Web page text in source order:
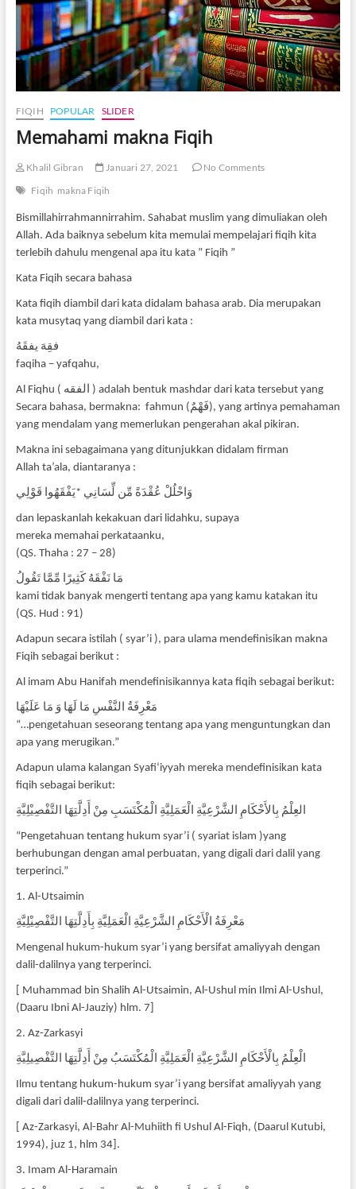
FIQIH POPULAR SLIDER
Memahami makna Fiqih
Khalil Gibran Januari 27, 2021
No Comments
Fiqih makna Fiqih
Bismillahirrahmannirrahim. Sahabat muslim yang dimuliakan oleh
Allah. Ada baiknya sebelum kita memulai mempelajari fiqih kita
terlebih dahulu mengenal apa itu kata ” Fiqih ”
Kata Fiqih secara bahasa
Kata fiqih diambil dari kata didalam bahasa arab. Dia merupakan
kata musytaq yang diambil dari kata :
فقِهَ يفقَهُ
faqiha – yafqahu,
Al Fiqhu ( الفقه ) adalah bentuk mashdar dari kata tersebut yang
Secara bahasa, bermakna: fahmun (فَهْمٌ), yang artinya pemahaman
yang mendalam yang memerlukan pengerahan akal pikiran.
Makna ini sebagaimana yang ditunjukkan didalam firman
Allah ta’ala, diantaranya :
وَاحْلُلْ عُقْدَةً مِّن لِّسَانِي *يَفْقَهُوا قَوْلِي
dan lepaskanlah kekakuan dari lidahku, supaya
mereka memahai perkataanku,
(QS. Thaha : 27 – 28)
مَا نَفْقَهُ كَثِيرًا مِّمَّا تَقُولُ
kami tidak banyak mengerti tentang apa yang kamu katakan itu
(QS. Hud : 91)
Adapun secara istilah ( syar’i ), para ulama mendefinisikan makna
Fiqih sebagai berikut :
Al imam Abu Hanifah mendefinisikannya kata fiqih sebagai berikut:
مَعْرِفَةُ النَّفْسِ مَا لَهَا وَ مَا عَلَيْهَا
“…pengetahuan seseorang tentang apa yang menguntungkan dan
apa yang merugikan.”
Adapun ulama kalangan Syafi‘iyyah mereka mendefinisikan kata
fiqih sebagai berikut:
العِلْمُ بِالأَحْكَامِ الشَّرْعِيَّةِ الْعَمَلِيَّةِ الْمُكْتَسَبِ مِنْ أَدِلَّتِهَا التَّفْصِيْلِيَّةِ
“Pengetahuan tentang hukum syar’i ( syariat islam )yang
berhubungan dengan amal perbuatan, yang digali dari dalil yang
terperinci.”
1. Al-Utsaimin
مَعْرِفَةُ الْأَحْكَامِ الشَّرْعِيَّةِ الْعَمَلِيَّةِ بِأَدِلَّتِهَا التَّفْصِيْلِيَّةِ
Mengenal hukum-hukum syar’i yang bersifat amaliyyah dengan
dalil-dalilnya yang terperinci.
[ Muhammad bin Shalih Al-Utsaimin, Al-Ushul min Ilmi Al-Ushul,
(Daaru Ibni Al-Jauziy) hlm. 7]
2. Az-Zarkasyi
الْعِلْمُ بِالْأَحْكَامِ الشَّرْعِيَّةِ الْعَمَلِيَّةِ الْمُكْتَسَبُ مِنْ أَدِلَّتِهَا التَّفْصِيلِيَّةِ
Ilmu tentang hukum-hukum syar’i yang bersifat amaliyyah yang
digali dari dalil-dalilnya yang terperinci.
[ Az-Zarkasyi, Al-Bahr Al-Muhiith fi Ushul Al-Fiqh, (Daarul Kutubi,
1994), juz 1, hlm 34].
3. Imam Al-Haramain